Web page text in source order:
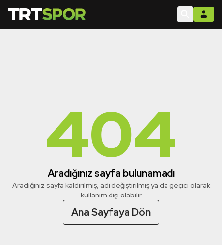
404
Aradığınız sayfa bulunamadı
Aradığınız sayfa kaldırılmış, adı değiştirilmiş ya da geçici olarak
kullanım dışı olabilir
Ana Sayfaya Dön